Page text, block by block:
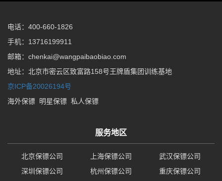
电话：400-660-1826
手机：13716199911
邮箱：chenkai@wangpaibaobiao.com
地址：北京市密云区致富路158号王牌盾集团训练基地
京ICP备20026194号
海外保镖
明星保镖 私人保镖
服务地区
北京保镖公司 上海保镖公司
武汉保镖公司
深圳保镖公司
杭州保镖公司 重庆保镖公司